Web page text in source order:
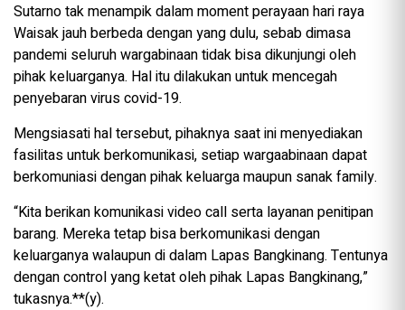
Sutarno tak menampik dalam moment perayaan hari raya
Waisak jauh berbeda dengan yang dulu, sebab dimasa
pandemi seluruh wargabinaan tidak bisa dikunjungi oleh
pihak keluarganya. Hal itu dilakukan untuk mencegah
penyebaran virus covid-19.
Mengsiasati hal tersebut, pihaknya saat ini menyediakan
fasilitas untuk berkomunikasi, setiap wargaabinaan dapat
berkomuniasi dengan pihak keluarga maupun sanak family.
“Kita berikan komunikasi video call serta layanan penitipan
barang. Mereka tetap bisa berkomunikasi dengan
keluarganya walaupun di dalam Lapas Bangkinang. Tentunya
dengan control yang ketat oleh pihak Lapas Bangkinang,”
tukasnya.**(y).